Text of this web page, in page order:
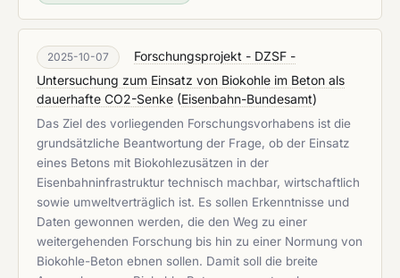
2025-10-07
Forschungsprojekt - DZSF -
Untersuchung zum Einsatz von Biokohle im Beton als
dauerhafte CO2-Senke (Eisenbahn-Bundesamt)
Das Ziel des vorliegenden Forschungsvorhabens ist die
grundsätzliche Beantwortung der Frage, ob der Einsatz
eines Betons mit Biokohlezusätzen in der
Eisenbahninfrastruktur technisch machbar, wirtschaftlich
sowie umweltverträglich ist. Es sollen Erkenntnisse und
Daten gewonnen werden, die den Weg zu einer
weitergehenden Forschung bis hin zu einer Normung von
Biokohle-Beton ebnen sollen. Damit soll die breite